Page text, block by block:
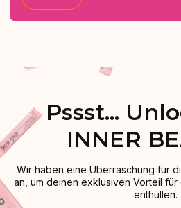
Pssst...
INNER
Wir haben eine Überraschung für
an, um deinen exklusiven Vorteil
enthüllen.